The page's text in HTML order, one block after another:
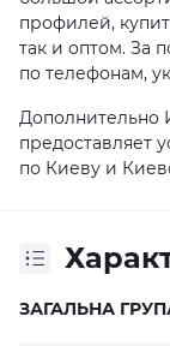
профилей,
так и оптом. За
по телефонам,
Дополнительно
предоставляет
по Киеву и
ЗАГАЛЬНА